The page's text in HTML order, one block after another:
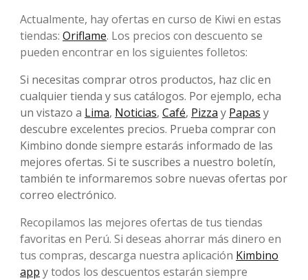
Actualmente, hay ofertas en curso de Kiwi en estas
tiendas: Oriflame. Los precios con descuento se
pueden encontrar en los siguientes folletos:
Si necesitas comprar otros productos, haz clic en
cualquier tienda y sus catálogos. Por ejemplo, echa
un vistazo a Lima, Noticias, Café, Pizza y Papas y
descubre excelentes precios. Prueba comprar con
Kimbino donde siempre estarás informado de las
mejores ofertas. Si te suscribes a nuestro boletín,
también te informaremos sobre nuevas ofertas por
correo electrónico.
Recopilamos las mejores ofertas de tus tiendas
favoritas en Perú. Si deseas ahorrar más dinero en
tus compras, descarga nuestra aplicación Kimbino
app y todos los descuentos estarán siempre